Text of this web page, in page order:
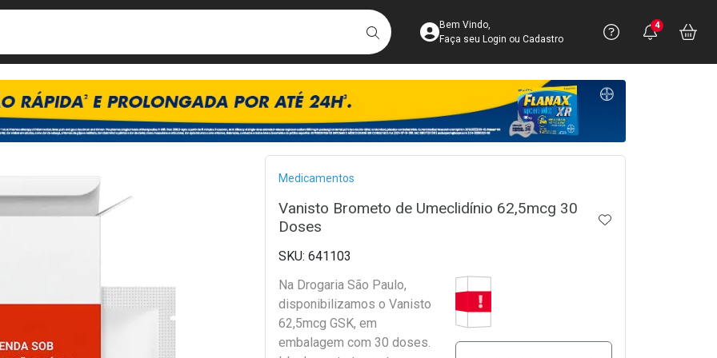
BUSCARAcesse sua Conta
Bem Vindo,
Faça seu Login ou Cadastro
Precisa
Ver Recursos
Você
4
Breadcrumb
Medicamentos
Vanisto Brometo de Umeclidínio 62,5mcg 30
Doses
ADICIONAR AOS
641103
Na Drogaria São Paulo,
disponibilizamos o Vanisto
62,5mcg GSK, em
embalagem com 30 doses.